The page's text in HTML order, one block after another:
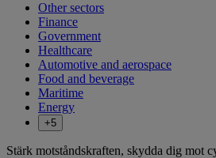
Other sectors
Finance
Government
Healthcare
Automotive and aerospace
Food and beverage
Maritime
Energy
+5
Stärk motståndskraften, skydda dig mot